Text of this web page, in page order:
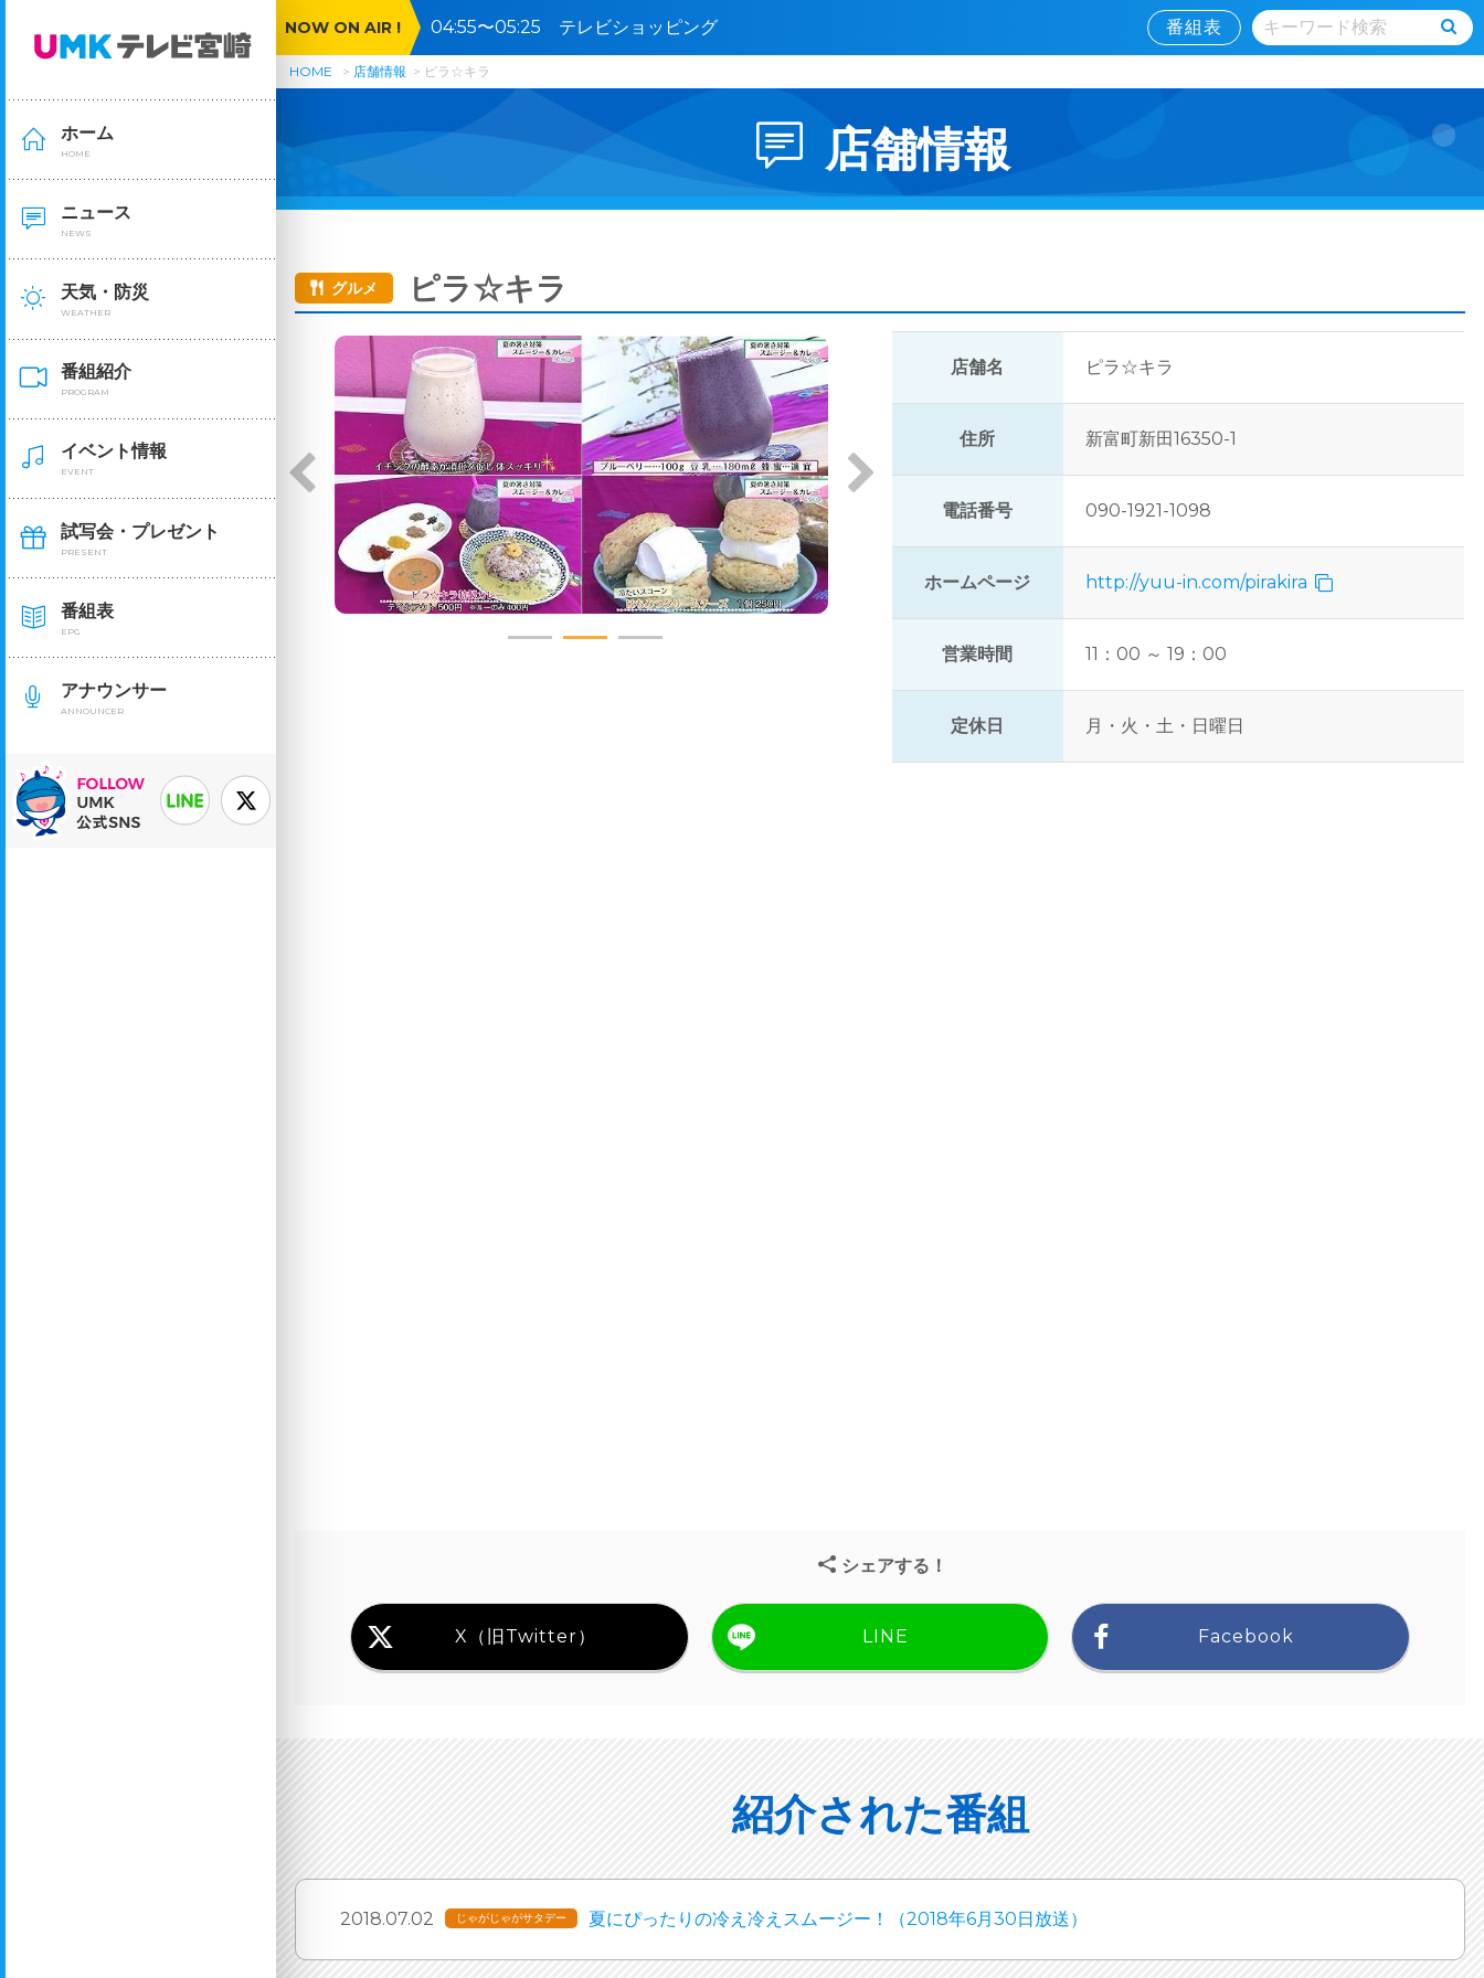
ホーム
HOME
ニュース
NEWS
天気・防災
WEATHER
番組紹介
PROGRAM
イベント情報
EVENT
試写会・プレゼント
PRESENT
番組表
EPG
アナウンサー
ANNOUNCER
NOW ON AIR ! 04:55〜05:25 テレビショッピング 番組表
HOME 店舗情報 ピラ☆キラ
店舗情報
グルメ ピラ☆キラ
店舗名 ピラ☆キラ
住所 新富町新田16350-1
電話番号 090-1921-1098
ホームページ http://yuu-in.com/pirakira
営業時間 11：00 ～ 19：00
定休日 月・火・土・日曜日
シェアする！
X（旧Twitter） LINE Facebook
紹介された番組
2018.07.02 じゃがじゃがサタデー 夏にぴったりの冷え冷えスムージー！（2018年6月30日放送）